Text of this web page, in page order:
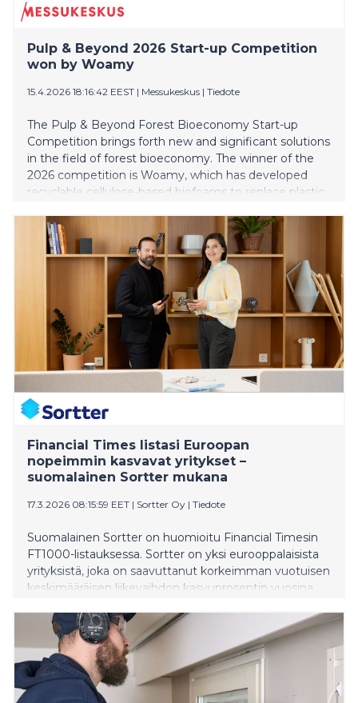
Pulp & Beyond 2026 Start-up Competition
won by Woamy
15.4.2026 18:16:42 EEST | Messukeskus | Tiedote
The Pulp & Beyond Forest Bioeconomy Start-up
Competition brings forth new and significant solutions
in the field of forest bioeconomy. The winner of the
2026 competition is Woamy, which has developed
recyclable cellulose-based biofoams to replace plastic
Financial Times listasi Euroopan
nopeimmin kasvavat yritykset –
suomalainen Sortter mukana
17.3.2026 08:15:59 EET | Sortter Oy | Tiedote
Suomalainen Sortter on huomioitu Financial Timesin
FT1000-listauksessa. Sortter on yksi eurooppalaisista
yrityksistä, joka on saavuttanut korkeimman vuotuisen
keskimääräisen liikevaihdon kasvuprosentin vuosina